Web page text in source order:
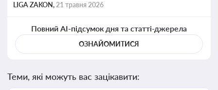
LIGA ZAKON, 21 травня 2026
Повний AI-підсумок дня та статті-джерела
ОЗНАЙОМИТИСЯ
Теми, які можуть вас зацікавити: